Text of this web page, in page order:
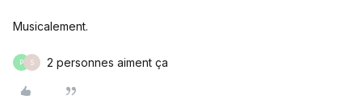
Musicalement.
P S 2 personnes aiment ça